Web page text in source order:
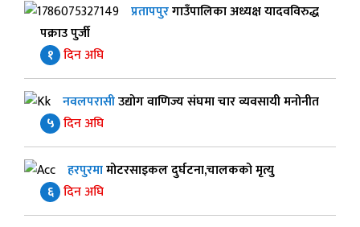
प्रतापपुरगाउँपालिका अध्यक्ष यादवविरुद्ध
पक्राउ पुर्जी
१ दिन अघि
नवलपरासीउद्योग वाणिज्य संघमा चार व्यवसायी मनोनीत
५ दिन अघि
हरपुरमामोटरसाइकल दुर्घटना,चालकको मृत्यु
६ दिन अघि